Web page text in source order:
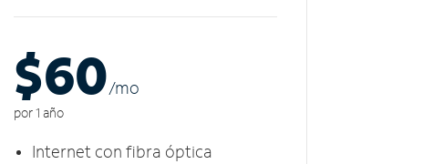
$60/mo
por 1 año
Internet con fibra óptica